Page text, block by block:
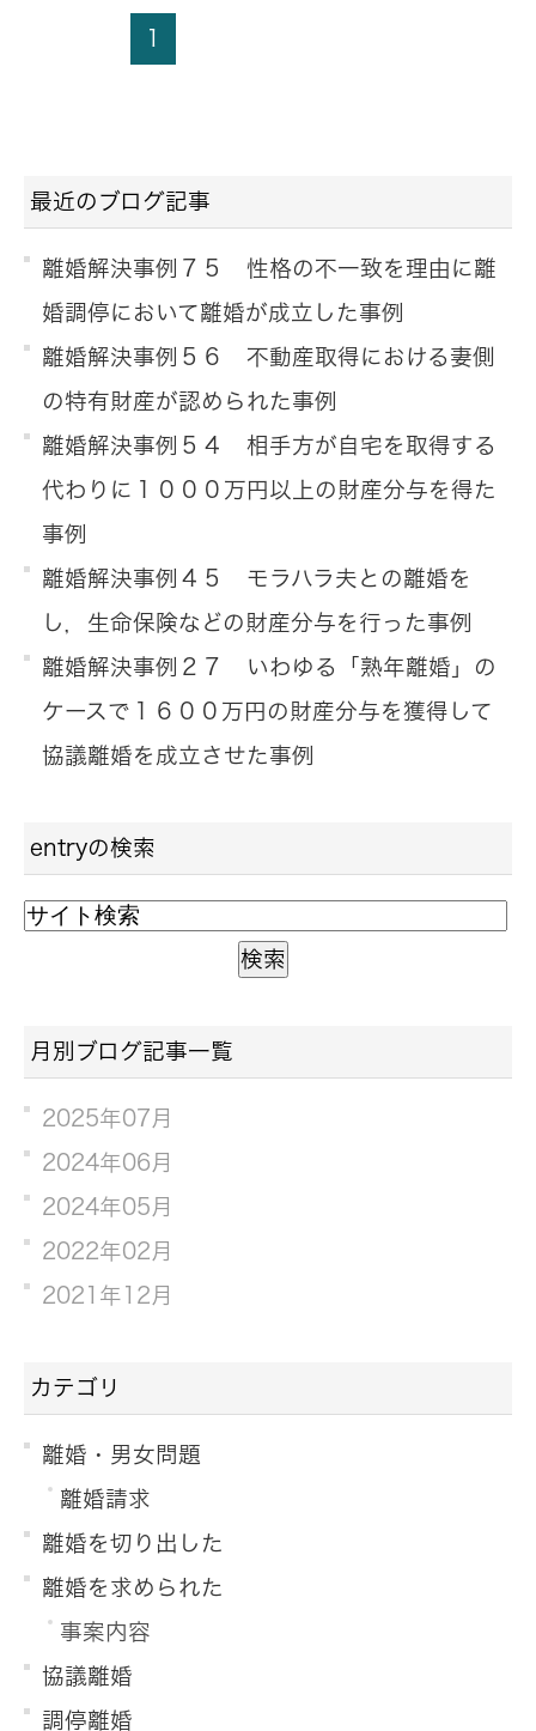
1
最近のブログ記事
離婚解決事例７５ 性格の不一致を理由に離
婚調停において離婚が成立した事例
離婚解決事例５６ 不動産取得における妻側
の特有財産が認められた事例
離婚解決事例５４ 相手方が自宅を取得する
代わりに１０００万円以上の財産分与を得た
事例
離婚解決事例４５ モラハラ夫との離婚を
し，生命保険などの財産分与を行った事例
離婚解決事例２７ いわゆる「熟年離婚」の
ケースで１６００万円の財産分与を獲得して
協議離婚を成立させた事例
entryの検索
月別ブログ記事一覧
2025年07月
2024年06月
2024年05月
2022年02月
2021年12月
カテゴリ
離婚・男女問題
離婚請求
離婚を切り出した
離婚を求められた
事案内容
協議離婚
調停離婚